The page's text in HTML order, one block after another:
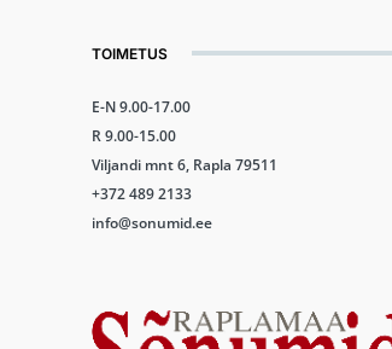
TOIMETUS
E-N 9.00-17.00
R 9.00-15.00
Viljandi mnt 6, Rapla 79511
+372 489 2133
info@sonumid.ee